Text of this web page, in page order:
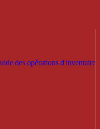
des opérations d'inventaire